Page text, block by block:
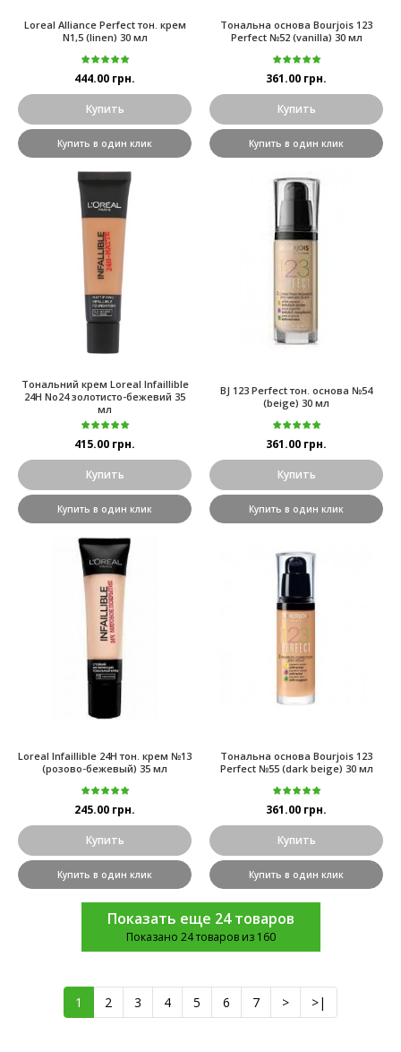
Loreal Alliance Perfect тон. крем
N1,5 (linen) 30 мл
444.00 грн.
Купить
Купить в один клик
Тональна основа Bourjois 123
Perfect №52 (vanilla) 30 мл
361.00 грн.
Купить
Купить в один клик
Тональний крем Loreal Infaillible
24H No24 золотисто-бежевий 35
мл
415.00 грн.
Купить
Купить в один клик
BJ 123 Perfect тон. основа №54
(beige) 30 мл
361.00 грн.
Купить
Купить в один клик
Loreal Infaillible 24H тон. крем №13
(розово-бежевый) 35 мл
245.00 грн.
Купить
Купить в один клик
Тональна основа Bourjois 123
Perfect №55 (dark beige) 30 мл
361.00 грн.
Купить
Купить в один клик
Показать еще 24 товаров
Показано 24 товаров из 160
1 2 3 4 5 6 7 > >|